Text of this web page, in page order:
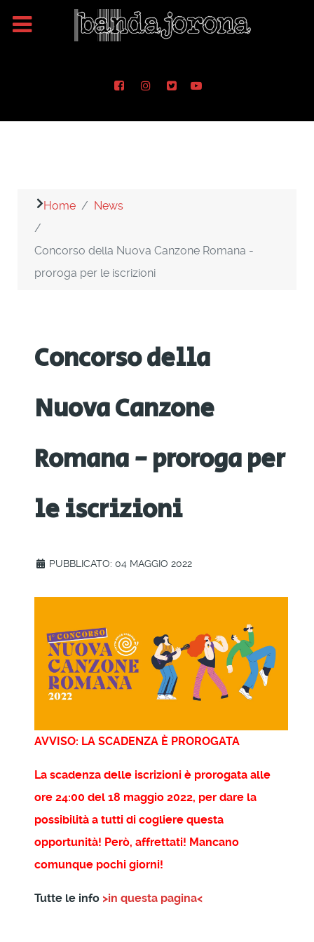
Home News
Concorso della Nuova Canzone Romana -
proroga per le iscrizioni
Concorso della
Nuova Canzone
Romana - proroga per
le iscrizioni
PUBBLICATO: 04 MAGGIO 2022
AVVISO: LA SCADENZA È PROROGATA
La scadenza delle iscrizioni è prorogata alle
ore 24:00 del 18 maggio 2022, per dare la
possibilità a tutti di cogliere questa
opportunità! Però, affrettati! Mancano
comunque pochi giorni!
Tutte le info >in questa pagina<